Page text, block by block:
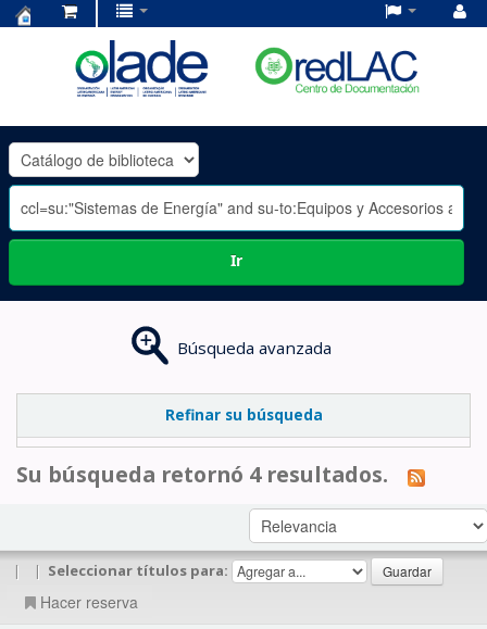
OLADE
-
Ir
Búsqueda avanzada
Refinar su búsqueda
Su búsqueda retornó 4 resultados.
| | Seleccionar títulos para:
Hacer reserva